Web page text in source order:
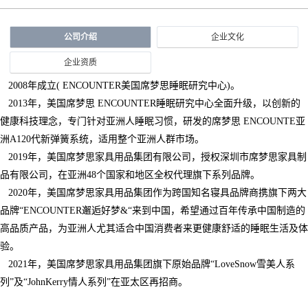
公司介绍 企业文化
企业资质
2008年成立( ENCOUNTER美国席梦思睡眠研究中心)。
2013年，美国席梦思 ENCOUNTER睡眠研究中心全面升级，以创新的
健康科技理念，专门针对亚洲人睡眠习惯，研发的席梦思 ENCOUNTE亚
洲A120代新弹簧系统，适用整个亚洲人群市场。
2019年，美国席梦思家具用品集团有限公司，授权深圳市席梦思家具制
品有限公司，在亚洲48个国家和地区全权代理旗下系列品牌。
2020年，美国席梦思家具用品集团作为跨国知名寝具品牌商携旗下两大
品牌“ENCOUNTER邂逅好梦&“来到中国，希望通过百年传承中国制造的
高品质产品，为亚洲人尤其适合中国消费者来更健康舒适的睡眠生活及体
验。
2021年，美国席梦思家具用品集团旗下原始品牌“LoveSnow雪美人系
列”及“JohnKerry情人系列”在亚太区再招商。